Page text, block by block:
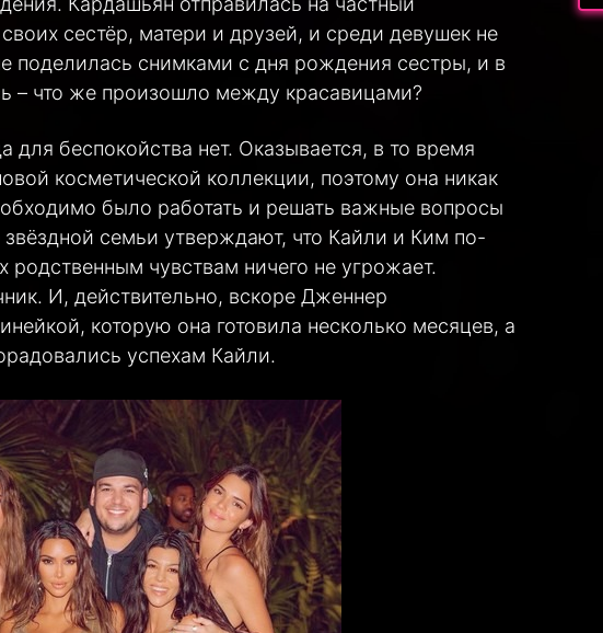
сестёр, матери и друзей, и среди девушек не
поделилась снимками с дня рождения сестры, и в
– что же произошло между красавицами?
беспокойства нет. Оказывается, в то время
косметической коллекции, поэтому она никак
было работать и решать важные вопросы
семьи утверждают, что Кайли и Ким по-
чувствам ничего не угрожает.
И, действительно, вскоре Дженнер
которую она готовила несколько месяцев, а
успехам Кайли.